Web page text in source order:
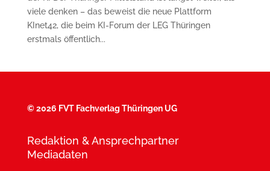
viele denken – das beweist die neue Plattform
KInet42, die beim KI-Forum der LEG Thüringen
erstmals öffentlich...
©2026 FVT Fachverlag Thüringen UG
Redaktion & Ansprechpartner
Mediadaten